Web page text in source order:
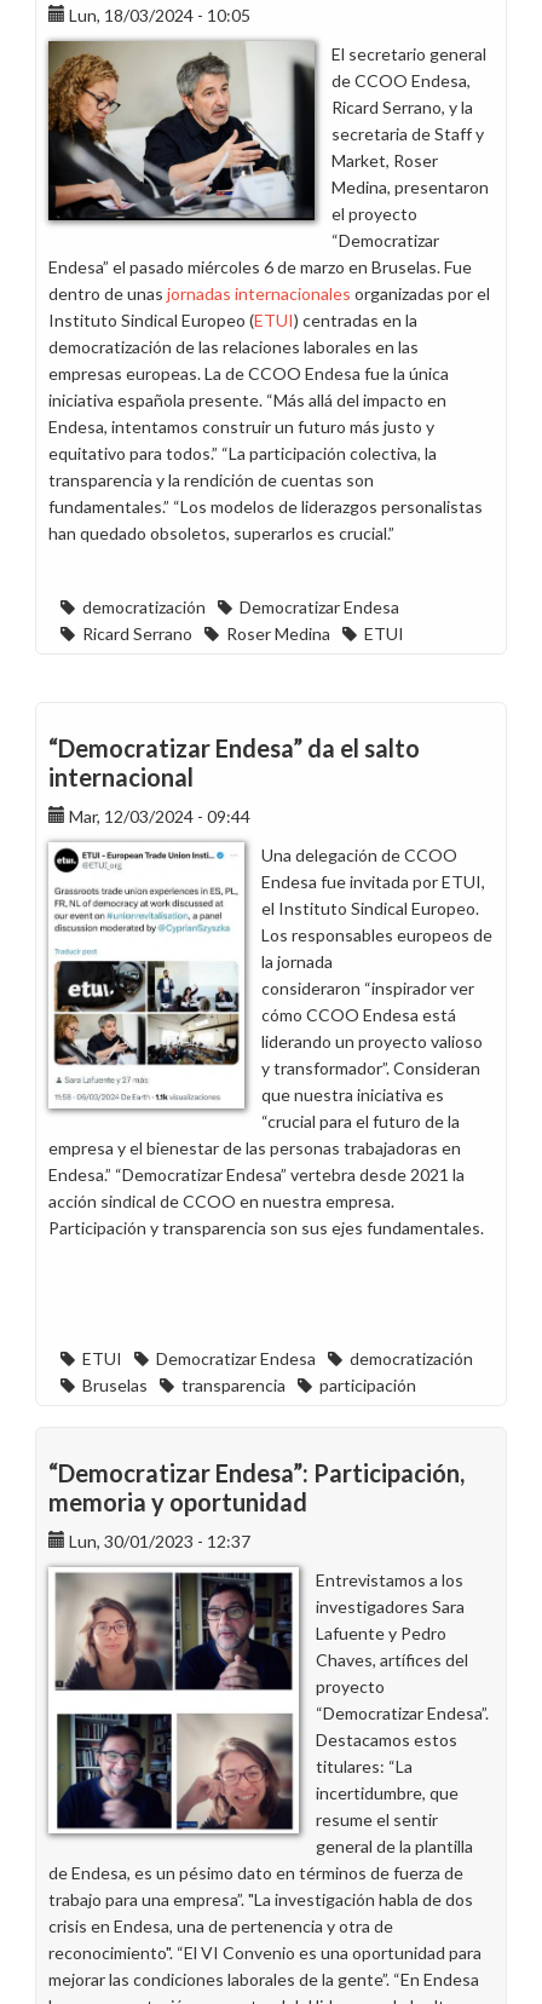
la
Terminal
Portuaria
los
Barrios
Lun, 18/03/2024 - 10:05
El secretario general
de CCOO Endesa,
Ricard Serrano, y la
secretaria de Staff y
Market, Roser
Medina, presentaron
el proyecto
“Democratizar
Endesa” el pasado miércoles 6 de marzo en Bruselas. Fue
dentro de unas jornadas internacionales organizadas por el
Instituto Sindical Europeo (ETUI) centradas en la
democratización de las relaciones laborales en las
empresas europeas. La de CCOO Endesa fue la única
iniciativa española presente. “Más allá del impacto en
Endesa, intentamos construir un futuro más justo y
equitativo para todos.” “La participación colectiva, la
transparencia y la rendición de cuentas son
fundamentales.” “Los modelos de liderazgos personalistas
han quedado obsoletos, superarlos es crucial.”
democratización
Democratizar Endesa
Ricard Serrano
Roser Medina ETUI
“Democratizar Endesa” da el salto
internacional
Mar, 12/03/2024 - 09:44
Una delegación de CCOO
Endesa fue invitada por ETUI,
el Instituto Sindical Europeo.
Los responsables europeos de
la jornada
consideraron “inspirador ver
cómo CCOO Endesa está
liderando un proyecto valioso
y transformador”. Consideran
que nuestra iniciativa es
“crucial para el futuro de la
empresa y el bienestar de las personas trabajadoras en
Endesa.” “Democratizar Endesa” vertebra desde 2021 la
acción sindical de CCOO en nuestra empresa.
Participación y transparencia son sus ejes fundamentales.
ETUI Democratizar Endesa
democratización
Bruselas
transparencia participación
“Democratizar Endesa”: Participación,
memoria y oportunidad
Lun, 30/01/2023 - 12:37
Entrevistamos a los
investigadores Sara
Lafuente y Pedro
Chaves, artífices del
proyecto
“Democratizar Endesa”.
Destacamos estos
titulares: “La
incertidumbre, que
resume el sentir
general de la plantilla
de Endesa, es un pésimo dato en términos de fuerza de
trabajo para una empresa”. "La investigación habla de dos
crisis en Endesa, una de pertenencia y otra de
reconocimiento". “El VI Convenio es una oportunidad para
mejorar las condiciones laborales de la gente”. “En Endesa